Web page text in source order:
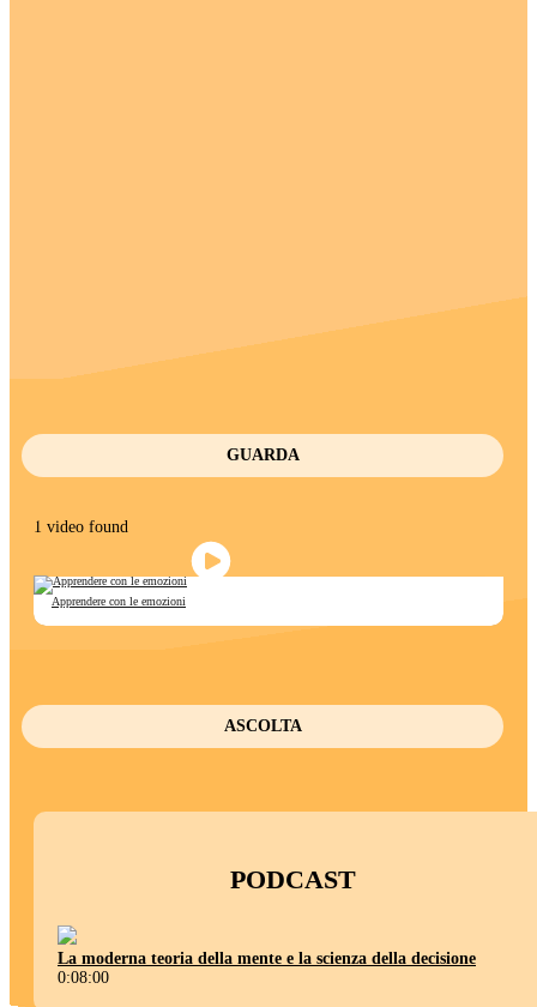
GUARDA
1 video found
Apprendere con le emozioni
ASCOLTA
PODCAST
La moderna teoria della mente e la scienza della decisione
0:08:00